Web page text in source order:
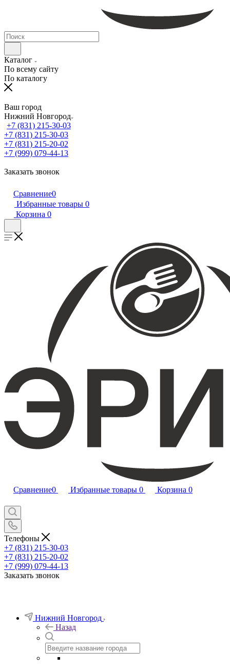
Каталог
По всему сайту
По каталогу
Ваш город
Нижний Новгород
+7 (831) 215-30-03
+7 (831) 215-30-03
+7 (831) 215-20-02
+7 (999) 079-44-13
Заказать звонок
Сравнение0
Избранные товары 0
Корзина 0
Сравнение0 Избранные товары 0 Корзина 0
Телефоны
+7 (831) 215-30-03
+7 (831) 215-20-02
+7 (999) 079-44-13
Заказать звонок
Нижний Новгород
Назад